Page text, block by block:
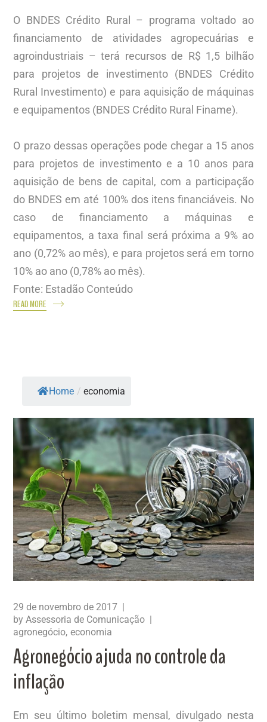
O BNDES Crédito Rural – programa voltado ao
financiamento de atividades agropecuárias e
agroindustriais – terá recursos de R$ 1,5 bilhão
para projetos de investimento (BNDES Crédito
Rural Investimento) e para aquisição de máquinas
e equipamentos (BNDES Crédito Rural Finame).
O prazo dessas operações pode chegar a 15 anos
para projetos de investimento e a 10 anos para
aquisição de bens de capital, com a participação
do BNDES em até 100% dos itens financiáveis. No
caso de financiamento a máquinas e
equipamentos, a taxa final será próxima a 9% ao
ano (0,72% ao mês), e para projetos será em torno
10% ao ano (0,78% ao mês).
Fonte: Estadão Conteúdo
READ MORE
Home / economia
29 de novembro de 2017
byAssessoria de Comunicação
agronegócio economia
Agronegócio ajuda no controle da
inflação
Em seu último boletim mensal, divulgado nesta